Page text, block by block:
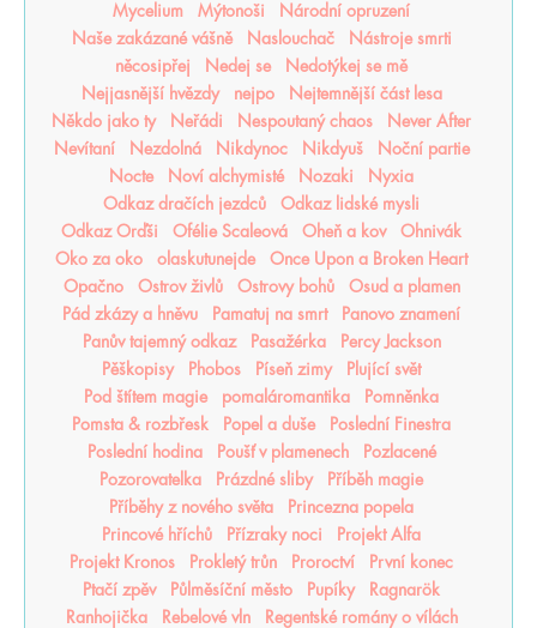
Mycelium Mýtonoši
Národní opruzení
Naše zakázané vášně
Naslouchač
Nástroje smrti
něcosipřej
Nedej se
Nedotýkej se mě
Nejjasnější hvězdy
nejpo
Nejtemnější část lesa
Někdo jako ty
Neřádi Nespoutaný chaos
Never After
Nevítaní
Nezdolná Nikdynoc Nikdyuš
Noční partie
Nocte
Noví alchymisté Nozaki
Nyxia
Odkaz dračích jezdců
Odkaz lidské mysli
Odkaz Orďši
Ofélie Scaleová Oheň a kov
Ohnivák
Oko za oko
olaskutunejde
Once Upon a Broken Heart
Opačno
Ostrov živlů Ostrovy bohů
Osud a plamen
Pád zkázy a hněvu
Pamatuj na smrt
Panovo znamení
Panův tajemný odkaz
Pasažérka
Percy Jackson
Pěškopisy
Phobos Píseň zimy
Plující svět
Pod štítem magie
pomaláromantika
Pomněnka
Pomsta & rozbřesk
Popel a duše
Poslední Finestra
Poslední hodina
Poušť v plamenech
Pozlacené
Pozorovatelka
Prázdné sliby
Příběh magie
Příběhy z nového světa
Princezna popela
Princové hříchů
Přízraky noci
Projekt Alfa
Projekt Kronos
Prokletý trůn Proroctví
První konec
Ptačí zpěv
Půlměsíční město Pupíky
Ragnarök
Ranhojička
Rebelové vln
Regentské romány o vílách